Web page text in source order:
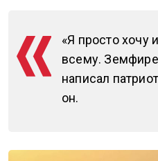
«Я просто хочу
всему.
написал
он.